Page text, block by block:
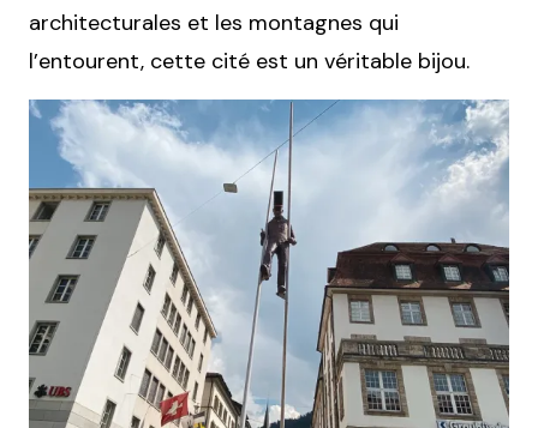
architecturales et les montagnes qui
l’entourent, cette cité est un véritable bijou.